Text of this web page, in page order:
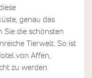
genau das
Sie die schönsten
Tierwelt. So ist
von Affen,
zu werden.